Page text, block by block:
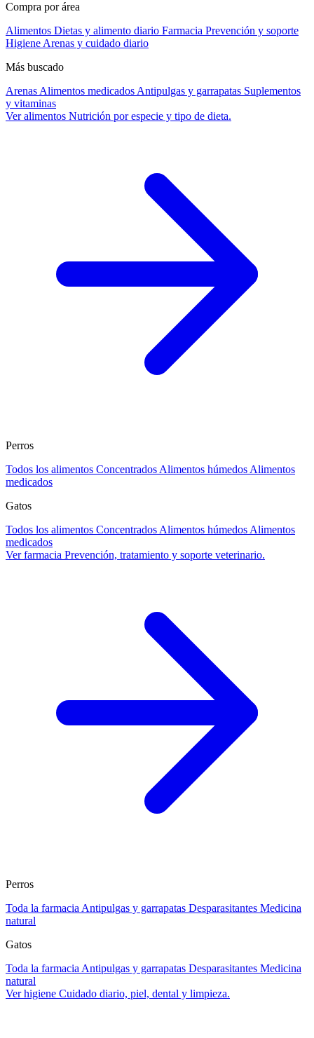
Compra por área
Alimentos Dietas y alimento diario Farmacia Prevención y soporte
Higiene Arenas y cuidado diario
Más buscado
Arenas Alimentos medicados Antipulgas y garrapatas Suplementos
y vitaminas
Ver alimentos Nutrición por especie y tipo de dieta.
Perros
Todos los alimentos Concentrados Alimentos húmedos Alimentos
medicados
Gatos
Todos los alimentos Concentrados Alimentos húmedos Alimentos
medicados
Ver farmacia Prevención, tratamiento y soporte veterinario.
Perros
Toda la farmacia Antipulgas y garrapatas Desparasitantes Medicina
natural
Gatos
Toda la farmacia Antipulgas y garrapatas Desparasitantes Medicina
natural
Ver higiene Cuidado diario, piel, dental y limpieza.